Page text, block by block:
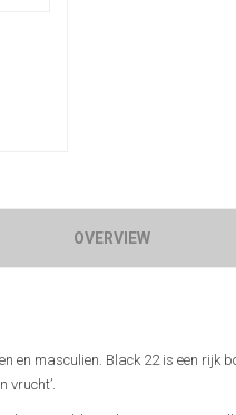
OVERVIEW
en masculien. Black 22 is een rijk
vrucht’.